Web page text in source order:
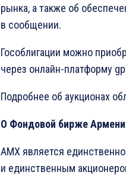
рынка, а также об
в сообщении.
Гособлигации можно
через онлайн-платформу
Подробнее об аукционах
O Фондовой бирже
AMX является
и единственным